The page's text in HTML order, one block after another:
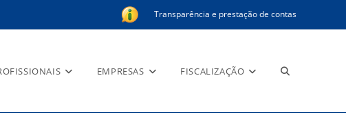
Transparência e prestação de contas
EMPRESAS FISCALIZAÇÃO Alternar